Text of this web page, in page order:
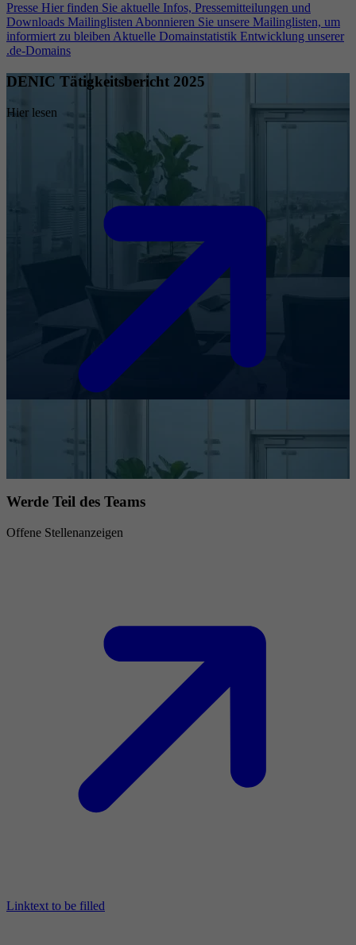
Presse Hier finden Sie aktuelle Infos, Pressemitteilungen und
Downloads Mailinglisten Abonnieren Sie unsere Mailinglisten, um
informiert zu bleiben Aktuelle Domainstatistik Entwicklung unserer
.de-Domains
DENIC Tätigkeitsbericht 2025
Hier lesen
Werde Teil des Teams
Offene Stellenanzeigen
Linktext to be filled